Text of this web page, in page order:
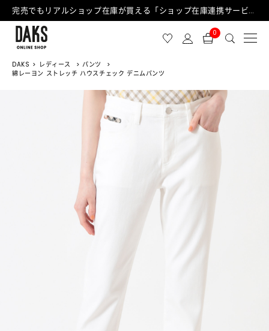
完売でもリアルショップ在庫が買える「ショップ在庫連携サービス」が日中もご利用可能になりました！
0
DAKS レディース
パンツ
綿レーヨン ストレッチ ハウスチェック デニムパンツ